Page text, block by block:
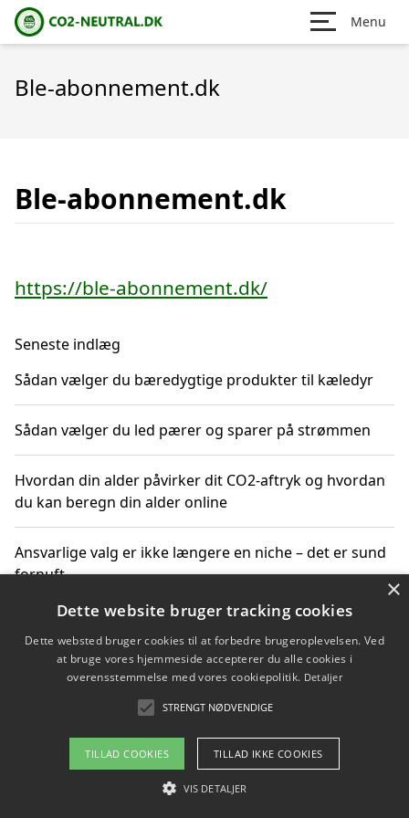
Menu
Ble-abonnement.dk
Ble-abonnement.dk
https://ble-abonnement.dk/
Seneste indlæg
Sådan vælger du bæredygtige produkter til kæledyr
Sådan vælger du led pærer og sparer på strømmen
Hvordan din alder påvirker dit CO2-aftryk og hvordan
du kan beregn din alder online
Ansvarlige valg er ikke længere en niche – det er sund
fornuft
Sådan kan du handle bæredygtigt og bestil med
faktura
Om / kontakt
Blog Betingelser
×
Dette website bruger tracking cookies
Dette websted bruger cookies til at forbedre brugeroplevelsen. Ved
at bruge vores hjemmeside accepterer du alle cookies i
overensstemmelse med vores cookiepolitik. Detaljer
STRENGT NØDVENDIGE
TILLAD COOKIES TILLAD IKKE COOKIES
VIS DETALJER